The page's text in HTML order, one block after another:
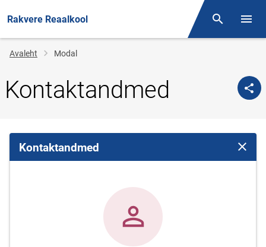
Rakvere Reaalkool Otsing
Jälglink
Avaleht Modal
Kontaktandmed
Kontaktandmed Sulge